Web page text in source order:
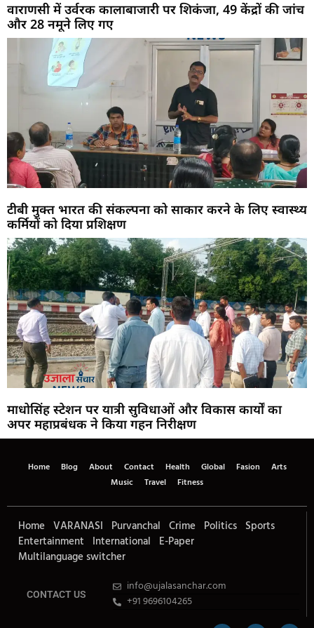
वाराणसी में उर्वरक कालाबाजारी पर शिकंजा, 49 केंद्रों की जांच
और 28 नमूने लिए गए
टीबी मुक्त भारत की संकल्पना को साकार करने के लिए स्वास्थ्य
कर्मियों को दिया प्रशिक्षण
माधोसिंह स्टेशन पर यात्री सुविधाओं और विकास कार्यों का
अपर महाप्रबंधक ने किया गहन निरीक्षण
Home Blog About Contact Health Global Fasion
Arts
Music
Travel Fitness
Home VARANASI Purvanchal Crime Politics Sports
Entertainment International E-Paper
Multilanguage switcher
CONTACT US
info@ujalasanchar.com
+91 9696104265